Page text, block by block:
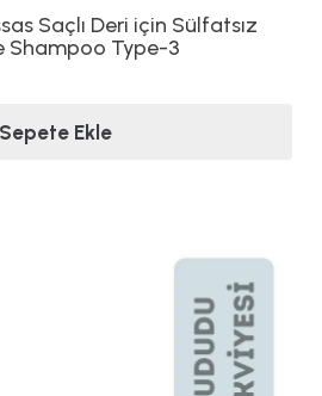
Saçlı Deri için Sülfatsız
Shampoo Type-3
Sepete Ekle